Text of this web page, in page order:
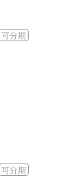
可分期
可分期